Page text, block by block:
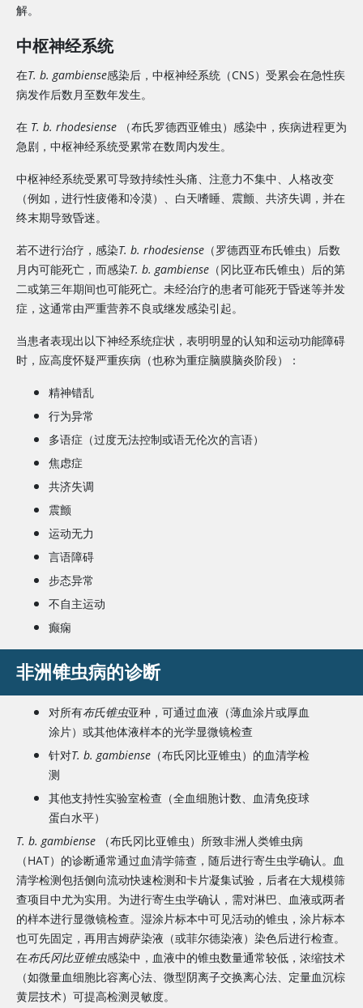
解。
中枢神经系统
在T. b. gambiense感染后，中枢神经系统（CNS）受累会在急性疾
病发作后数月至数年发生。
在 T. b. rhodesiense （布氏罗德西亚锥虫）感染中，疾病进程更为
急剧，中枢神经系统受累常在数周内发生。
中枢神经系统受累可导致持续性头痛、注意力不集中、人格改变
（例如，进行性疲倦和冷漠）、白天嗜睡、震颤、共济失调，并在
终末期导致昏迷。
若不进行治疗，感染T. b. rhodesiense （罗德西亚布氏锥虫）后数
月内可能死亡，而感染T. b. gambiense （冈比亚布氏锥虫）后的第
二或第三年期间也可能死亡。未经治疗的患者可能死于昏迷等并发
症，这通常由严重营养不良或继发感染引起。
当患者表现出以下神经系统症状，表明明显的认知和运动功能障碍
时，应高度怀疑严重疾病（也称为重症脑膜脑炎阶段）：
精神错乱
行为异常
多语症（过度无法控制或语无伦次的言语）
焦虑症
共济失调
震颤
运动无力
言语障碍
步态异常
不自主运动
癫痫
非洲锥虫病的诊断
对所有布氏锥虫亚种，可通过血液（薄血涂片或厚血
涂片）或其他体液样本的光学显微镜检查
针对T. b. gambiense （布氏冈比亚锥虫）的血清学检
测
其他支持性实验室检查（全血细胞计数、血清免疫球
蛋白水平）
T. b. gambiense （布氏冈比亚锥虫）所致非洲人类锥虫病
（HAT）的诊断通常通过血清学筛查，随后进行寄生虫学确认。血
清学检测包括侧向流动快速检测和卡片凝集试验，后者在大规模筛
查项目中尤为实用。为进行寄生虫学确认，需对淋巴、血液或两者
的样本进行显微镜检查。湿涂片标本中可见活动的锥虫，涂片标本
也可先固定，再用吉姆萨染液（或菲尔德染液）染色后进行检查。
在布氏冈比亚锥虫感染中，血液中的锥虫数量通常较低，浓缩技术
（如微量血细胞比容离心法、微型阴离子交换离心法、定量血沉棕
黄层技术）可提高检测灵敏度。